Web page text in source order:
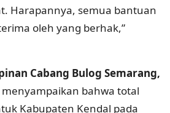
Harapannya, semua bantuan
oleh yang berhak,”
Cabang Bulog Semarang,
menyampaikan bahwa total
Kabupaten Kendal pada